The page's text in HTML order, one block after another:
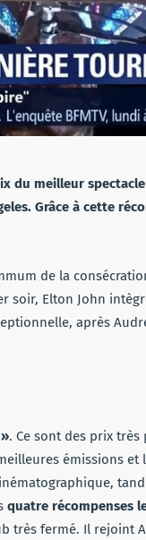
du meilleur
Grâce à cette
de la
soir, Elton John
après
. Ce sont des prix très
émissions
quatre récompenses
très fermé. Il rejoint